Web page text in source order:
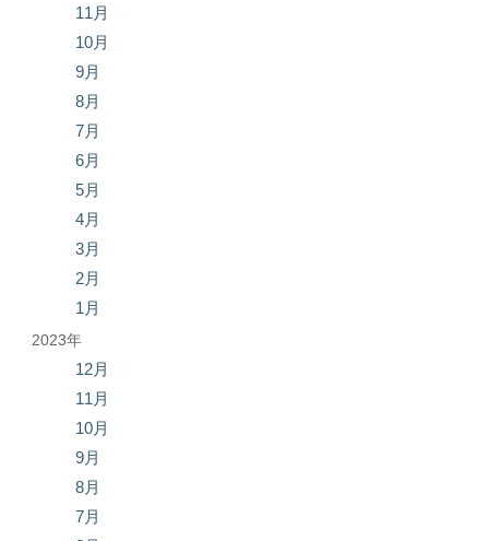
11月
10月
9月
8月
7月
6月
5月
4月
3月
2月
1月
2023年
12月
11月
10月
9月
8月
7月